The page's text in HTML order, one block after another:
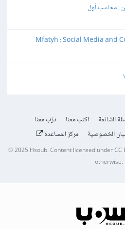
: محاسب أول
الشائعة اكتب معنا
درّب معنا
الخصوصية مركز المساعدة
© 2025 Hsoub.Content licensed underCC
otherwise.